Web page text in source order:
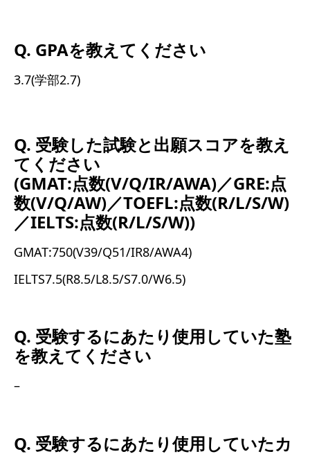
Q. GPAを教えてください
3.7(学部2.7)
Q. 受験した試験と出願スコアを教え
てください
(GMAT:点数(V/Q/IR/AWA)／GRE:点
数(V/Q/AW)／TOEFL:点数(R/L/S/W)
／IELTS:点数(R/L/S/W))
GMAT:750(V39/Q51/IR8/AWA4)
IELTS7.5(R8.5/L8.5/S7.0/W6.5)
Q. 受験するにあたり使用していた塾
を教えてください
–
Q. 受験するにあたり使用していたカ